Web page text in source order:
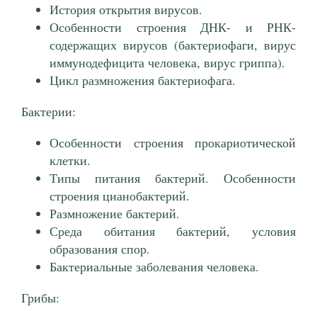
История открытия вирусов.
Особенности строения ДНК- и РНК-
содержащих вирусов (бактериофаги, вирус
иммунодефицита человека, вирус гриппа).
Цикл размножения бактериофага.
Бактерии:
Особенности строения прокариотической
клетки.
Типы питания бактерий. Особенности
строения цианобактерий.
Размножение бактерий.
Среда обитания бактерий, условия
образования спор.
Бактериальные заболевания человека.
Грибы: